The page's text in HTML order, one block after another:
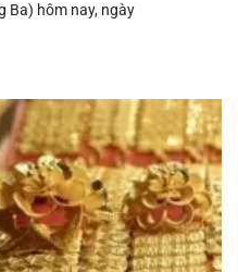
Ba) hôm nay, ngày